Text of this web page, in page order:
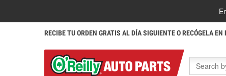
RECIBE TU ORDEN GRATIS AL DÍA SIGUIENTE O RECÓGELA